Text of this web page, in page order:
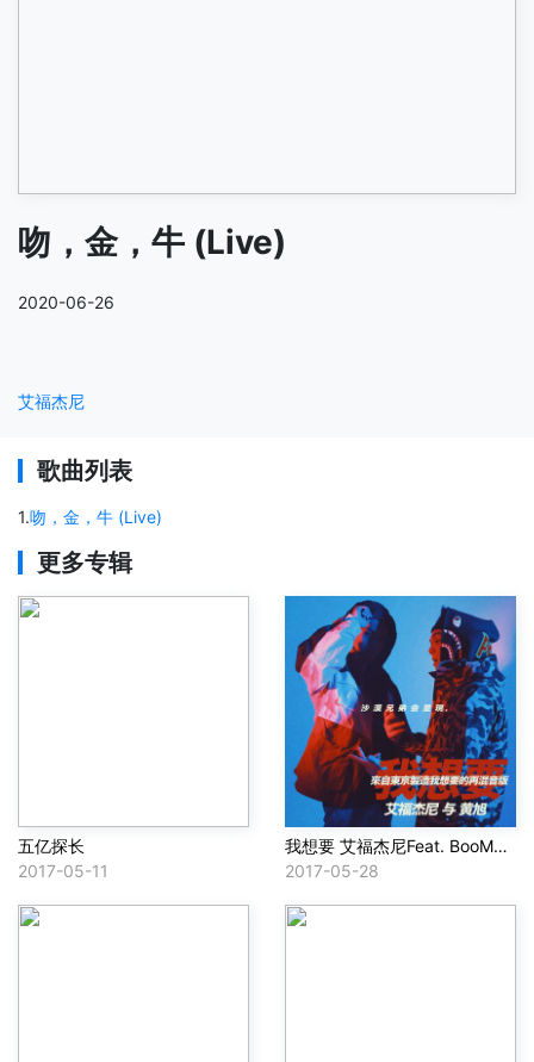
吻，金，牛 (Live)
2020-06-26
艾福杰尼
歌曲列表
1.吻，金，牛 (Live)
更多专辑
五亿探长
2017-05-11
我想要 艾福杰尼Feat. BooM黄旭(I Want Remix )
2017-05-28